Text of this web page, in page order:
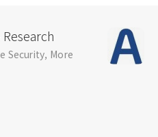
Security, More